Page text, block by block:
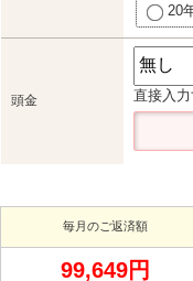
20
頭金 直接入力
毎月のご返済額
99,649円